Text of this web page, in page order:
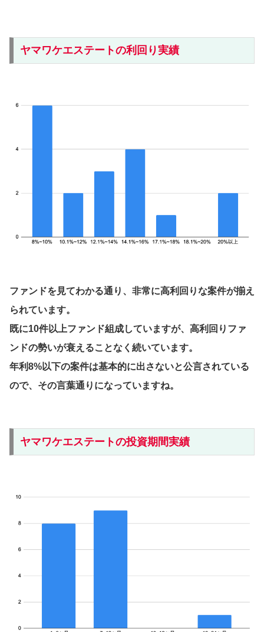
ヤマワケエステートの利回り実績
ファンドを見てわかる通り、非常に高利回りな案件が揃え
られています。
既に10件以上ファンド組成していますが、高利回りファ
ンドの勢いが衰えることなく続いています。
年利8%以下の案件は基本的に出さないと公言されている
ので、その言葉通りになっていますね。
ヤマワケエステートの投資期間実績